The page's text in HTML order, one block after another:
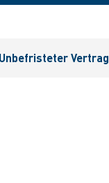
Unbefristeter Vertrag